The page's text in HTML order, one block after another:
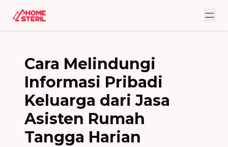
Cara Melindungi
Informasi Pribadi
Keluarga dari Jasa
Asisten Rumah
Tangga Harian